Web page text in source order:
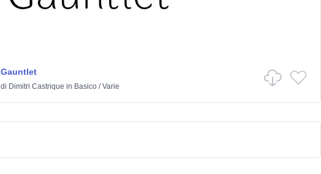
Gauntlet
di Dimitri Castrique in Basico/Varie